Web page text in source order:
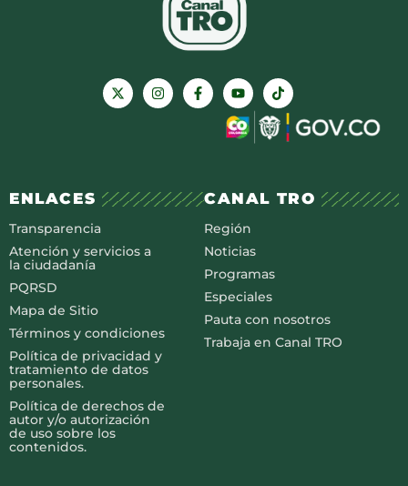
ENLACES
Transparencia
Atención y servicios a
la ciudadanía
PQRSD
Mapa de Sitio
Términos y condiciones
Política de privacidad y
tratamiento de datos
personales.
Política de derechos de
autor y/o autorización
de uso sobre los
contenidos.
CANAL TRO
Región
Noticias
Programas
Especiales
Pauta con nosotros
Trabaja en Canal TRO